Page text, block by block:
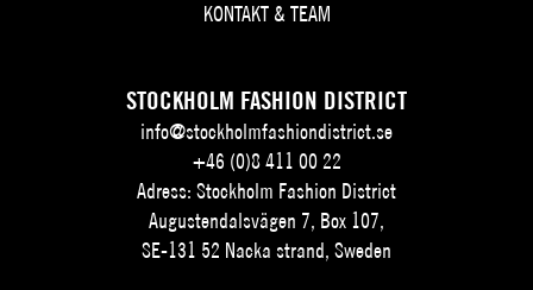
KONTAKT & TEAM
STOCKHOLM FASHION DISTRICT
info@stockholmfashiondistrict.se
+46 (0)8 411 00 22
Adress: Stockholm Fashion District
Augustendalsvägen 7, Box 107,
SE-131 52 Nacka strand, Sweden